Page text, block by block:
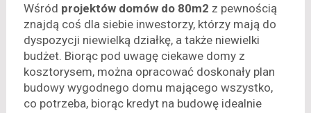
Wśród projektów domów do 80m2 z pewnością
znajdą coś dla siebie inwestorzy, którzy mają do
dyspozycji niewielką działkę, a także niewielki
budżet. Biorąc pod uwagę ciekawe domy z
kosztorysem, można opracować doskonały plan
budowy wygodnego domu mającego wszystko,
co potrzeba, biorąc kredyt na budowę idealnie